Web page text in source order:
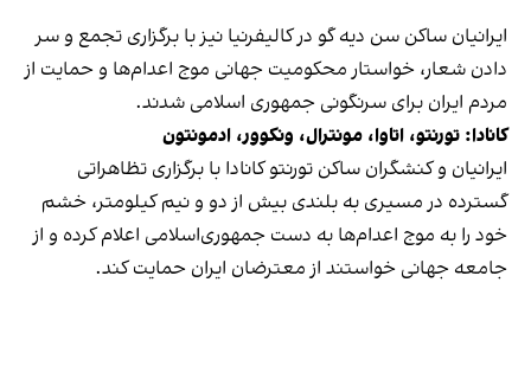
ایرانیان ساکن سن دیه گو در کالیفرنیا نیز با برگزاری تجمع و سر
دادن شعار، خواستار محکومیت جهانی موج اعدام‌ها و حمایت از
مردم ایران برای سرنگونی جمهوری اسلامی شدند.
کانادا: تورنتو، اتاوا، مونترال، ونکوور، ادمونتون
ایرانیان و کنشگران ساکن تورنتو کانادا با برگزاری تظاهراتی
گسترده در مسیری به بلندی بیش از دو و نیم کیلومتر، خشم
خود را به موج اعدام‌ها به دست جمهوری‌اسلامی اعلام کرده و از
جامعه جهانی خواستند از معترضان ایران حمایت کند.